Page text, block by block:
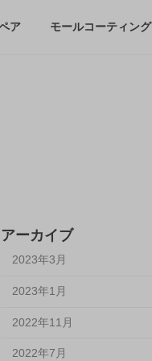
ア モールコーティング
アーカイブ
2023年3月
2023年1月
2022年11月
2022年7月